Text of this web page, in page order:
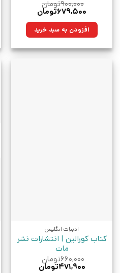
۹۰۰,۰۰۰تومان
قیمت
۹۰۰,۰۰۰تومان
بود.
۶۷۹,۵۰۰تومان
۶۷۹,۵۰۰تومان.افزودن به سبد خرید
ادبیات انگلیس
کتاب کورالین | انتشارات نشر
مات
۶۶۰,۰۰۰تومان
قیمت
۴۷۱,۹۰۰تومان